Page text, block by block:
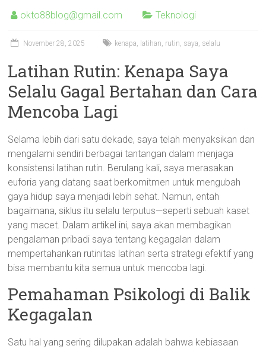
okto88blog@gmail.com Teknologi
November 28, 2025 kenapa, latihan, rutin, saya, selalu
Latihan Rutin: Kenapa Saya
Selalu Gagal Bertahan dan Cara
Mencoba Lagi
Selama lebih dari satu dekade, saya telah menyaksikan dan
mengalami sendiri berbagai tantangan dalam menjaga
konsistensi latihan rutin. Berulang kali, saya merasakan
euforia yang datang saat berkomitmen untuk mengubah
gaya hidup saya menjadi lebih sehat. Namun, entah
bagaimana, siklus itu selalu terputus—seperti sebuah kaset
yang macet. Dalam artikel ini, saya akan membagikan
pengalaman pribadi saya tentang kegagalan dalam
mempertahankan rutinitas latihan serta strategi efektif yang
bisa membantu kita semua untuk mencoba lagi.
Pemahaman Psikologi di Balik
Kegagalan
Satu hal yang sering dilupakan adalah bahwa kebiasaan